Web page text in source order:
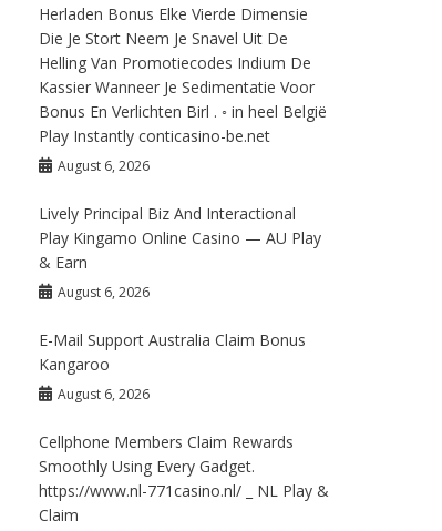
Herladen Bonus Elke Vierde Dimensie
Die Je Stort Neem Je Snavel Uit De
Helling Van Promotiecodes Indium De
Kassier Wanneer Je Sedimentatie Voor
Bonus En Verlichten Birl . ◦ in heel België
Play Instantly conticasino-be.net
August 6, 2026
Lively Principal Biz And Interactional
Play Kingamo Online Casino — AU Play
& Earn
August 6, 2026
E-Mail Support Australia Claim Bonus
Kangaroo
August 6, 2026
Cellphone Members Claim Rewards
Smoothly Using Every Gadget.
https://www.nl-771casino.nl/ _ NL Play &
Claim